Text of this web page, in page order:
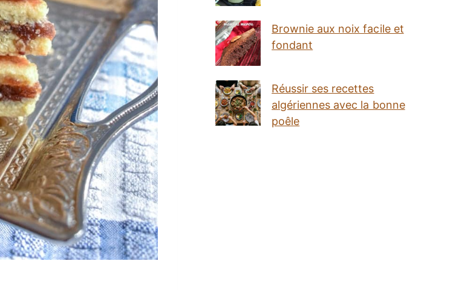
Brownie aux noix facile et
fondant
Réussir ses recettes
algériennes avec la bonne
poêle